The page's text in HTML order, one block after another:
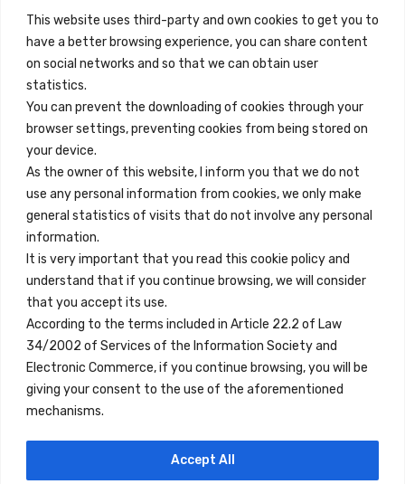
This website uses third-party and own cookies to get you to
have a better browsing experience, you can share content
on social networks and so that we can obtain user
statistics.
You can prevent the downloading of cookies through your
browser settings, preventing cookies from being stored on
your device.
As the owner of this website, I inform you that we do not
use any personal information from cookies, we only make
general statistics of visits that do not involve any personal
information.
It is very important that you read this cookie policy and
understand that if you continue browsing, we will consider
that you accept its use.
According to the terms included in Article 22.2 of Law
34/2002 of Services of the Information Society and
Electronic Commerce, if you continue browsing, you will be
giving your consent to the use of the aforementioned
mechanisms.
Accept All
+34 684 39 31 82
info@innfamily.com
Enlaces Rápidos
Contacto
Nota Legal
Términos y Condiciones
Política de Privacidad
Ver Alojamientos
Accesibilidad
Blog
Ubicaciones